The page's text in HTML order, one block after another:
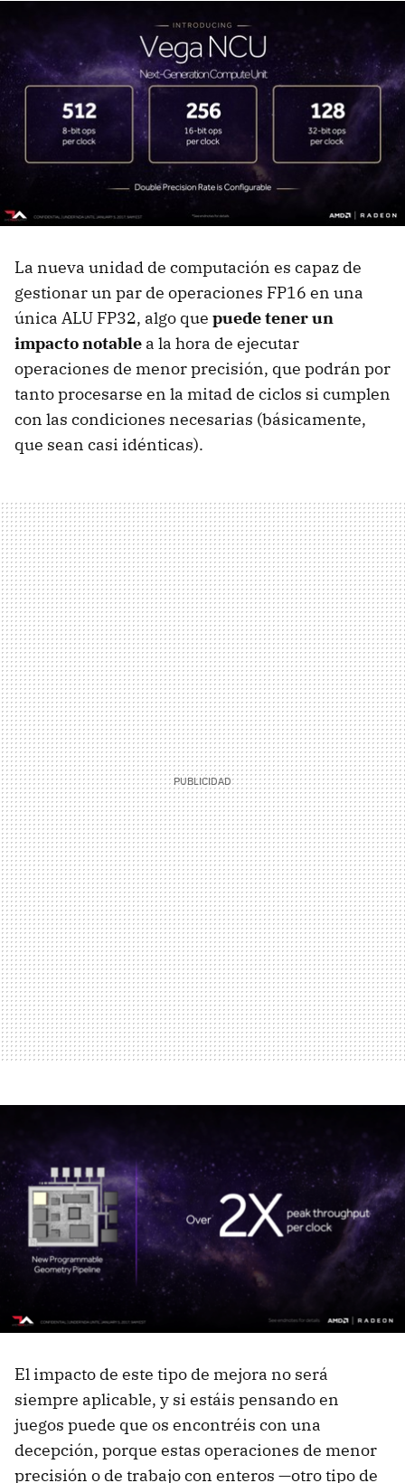
La nueva unidad de computación es capaz de
gestionar un par de operaciones FP16 en una
única ALU FP32, algo que puede tener un
impacto notable a la hora de ejecutar
operaciones de menor precisión, que podrán por
tanto procesarse en la mitad de ciclos si cumplen
con las condiciones necesarias (básicamente,
que sean casi idénticas).
El impacto de este tipo de mejora no será
siempre aplicable, y si estáis pensando en
juegos puede que os encontréis con una
decepción, porque estas operaciones de menor
precisión o de trabajo con enteros —otro tipo de